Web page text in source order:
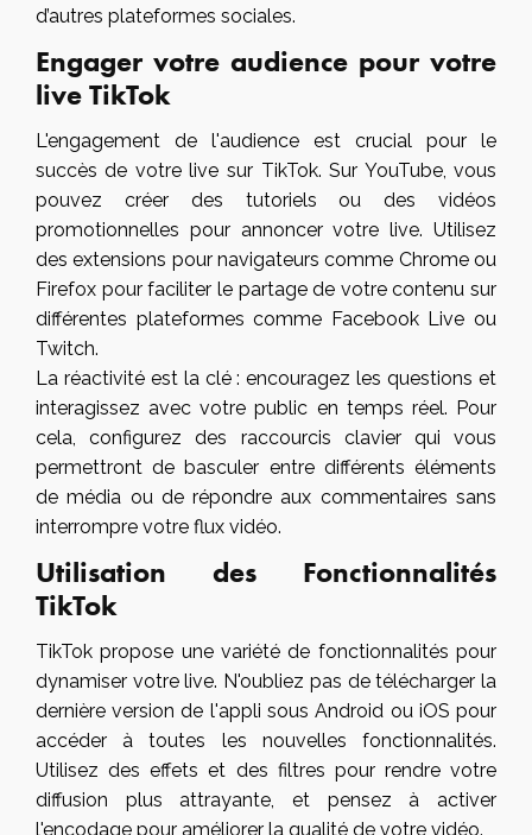
d’autres plateformes sociales.
Engager votre audience pour votre
live TikTok
L'engagement de l'audience est crucial pour le
succès de votre live sur TikTok. Sur YouTube, vous
pouvez créer des tutoriels ou des vidéos
promotionnelles pour annoncer votre live. Utilisez
des extensions pour navigateurs comme Chrome ou
Firefox pour faciliter le partage de votre contenu sur
différentes plateformes comme Facebook Live ou
Twitch.
La réactivité est la clé : encouragez les questions et
interagissez avec votre public en temps réel. Pour
cela, configurez des raccourcis clavier qui vous
permettront de basculer entre différents éléments
de média ou de répondre aux commentaires sans
interrompre votre flux vidéo.
Utilisation des Fonctionnalités
TikTok
TikTok propose une variété de fonctionnalités pour
dynamiser votre live. N'oubliez pas de télécharger la
dernière version de l'appli sous Android ou iOS pour
accéder à toutes les nouvelles fonctionnalités.
Utilisez des effets et des filtres pour rendre votre
diffusion plus attrayante, et pensez à activer
l'encodage pour améliorer la qualité de votre vidéo.